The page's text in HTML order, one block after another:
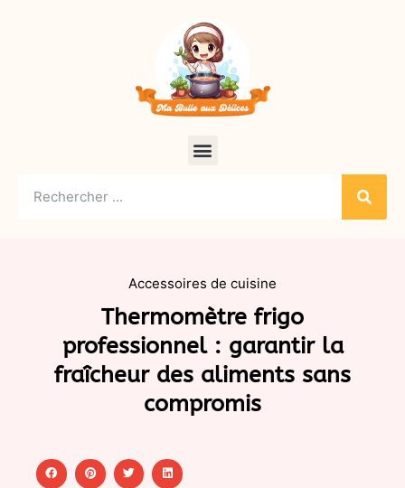
Accessoires de cuisine
Thermomètre frigo
professionnel : garantir la
fraîcheur des aliments sans
compromis